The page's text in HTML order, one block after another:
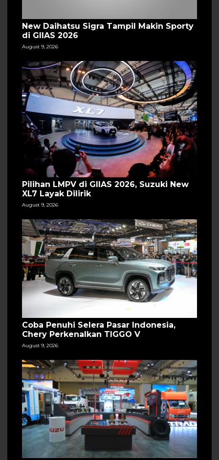
New Daihatsu Sigra Tampil Makin Sporty
di GIIAS 2026
August 9, 2026
Pilihan LMPV di GIIAS 2026, Suzuki New
XL7 Layak Dilirik
August 9, 2026
Coba Penuhi Selera Pasar Indonesia,
Chery Perkenalkan TIGGO V
August 9, 2026